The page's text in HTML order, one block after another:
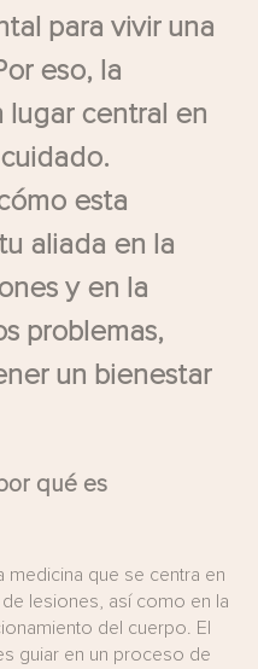
para vivir una
eso, la
lugar central en
esta
aliada en la
y en la
problemas,
un bienestar
qué es
medicina que se centra en
lesiones, así como en la
del cuerpo. El
guiar en un proceso de